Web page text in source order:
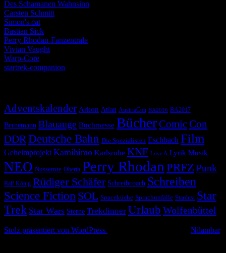
Des Schamanen Wahnsinn
Carsten Schmitt
Simon's cat
Bastian Sick
Perry Rhodan-Fanzentrale
Vivian Vaught
Warp-Core
startrek-companion
Adventskalender Arkon Atlan AustriaCon BA2016 BA2017
Bernemann Blauauge Buchmesse BücherComicCon
DDR Deutsche Bahn Die Spezialisten Eschbach Film
Geheimprojekt Kamihimo Karlsruhe KNF Love A Lyrik Musik
NEO Nussernte Oberth Perry Rhodan PRFZ Punk
Ralf König Rüdiger Schäfer Schreibcoach Schreiben
Science Fiction SOL Spaceküche Sprachunfälle Stardust Star
Trek Star Wars Sterne Trekdinner Urlaub Wolfenbüttel
Stolz präsentiert von WordPress
Nilambar.